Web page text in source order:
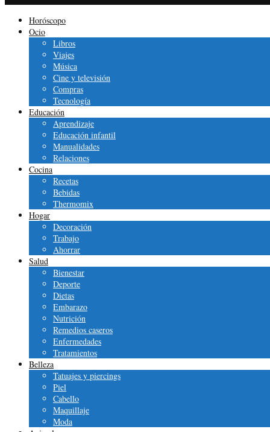
Horóscopo
Ocio
Libros
Viajes
Música
Cine y televisión
Compras
Tecnología
Educación
Aprendizaje
Educación infantil
Manualidades
Relaciones
Cocina
Recetas
Bebidas
Thermomix
Hogar
Decoración
Trabajo
Ahorrar
Salud
Bienestar
Deporte
Dietas
Embarazo
Nutrición
Remedios caseros
Enfermedades
Tratamientos
Belleza
Tatuajes y piercings
Piel
Cabello
Maquillaje
Moda